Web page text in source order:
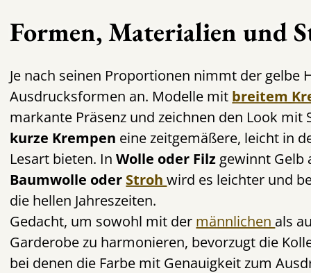
Formen, Materialien und
Je nach seinen Proportionen nimmt der gelbe
Ausdrucksformen an. Modelle mit breitem
markante Präsenz und zeichnen den Look mit
kurze Krempen eine zeitgemäßere, leicht in
Lesart bieten. InWolle oder Filz gewinnt Gelb
Baumwolle oder Strohwird es leichter und
die hellen Jahreszeiten.
Gedacht, um sowohl mit der männlichen als
Garderobe zu harmonieren, bevorzugt die
bei denen die Farbe mit Genauigkeit zum